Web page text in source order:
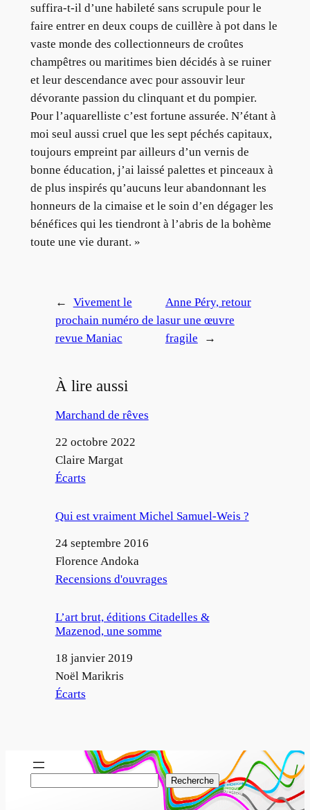
suffira-t-il d’une habileté sans scrupule pour le
faire entrer en deux coups de cuillère à pot dans le
vaste monde des collectionneurs de croûtes
champêtres ou maritimes bien décidés à se ruiner
et leur descendance avec pour assouvir leur
dévorante passion du clinquant et du pompier.
Pour l’aquarelliste c’est fortune assurée. N’étant à
moi seul aussi cruel que les sept péchés capitaux,
toujours empreint par ailleurs d’un vernis de
bonne éducation, j’ai laissé palettes et pinceaux à
de plus inspirés qu’aucuns leur abandonnant les
honneurs de la cimaise et le soin d’en dégager les
bénéfices qui les tiendront à l’abris de la bohème
toute une vie durant. »
←
Vivement le
prochain numéro de la
revue Maniac
Anne Péry, retour
sur une œuvre
fragile
→
À lire aussi
Marchand de rêves
Date
22 octobre 2022
Auteur
Claire Margat
Par rapport à
Écarts
Qui est vraiment Michel Samuel-Weis ?
Date
24 septembre 2016
Auteur
Florence Andoka
Par rapport à
Recensions d'ouvrages
L’art brut, éditions Citadelles &
Mazenod, une somme
Date
18 janvier 2019
Auteur
Noël Marikris
Par rapport à
Écarts
Recherche